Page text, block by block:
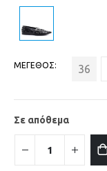
ΜΕΓΕΘΟΣ 36
Σε απόθεμα